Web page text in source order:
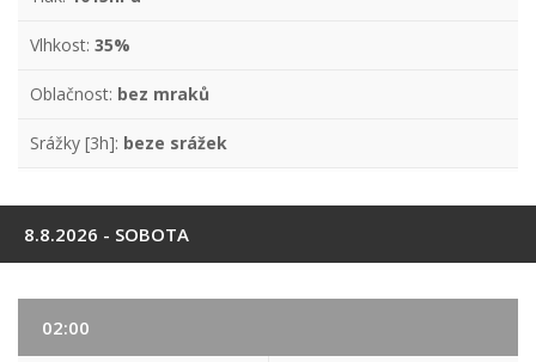
Vlhkost: 35%
Oblačnost: bez mraků
Srážky [3h]: beze srážek
8.8.2026 - SOBOTA
02:00